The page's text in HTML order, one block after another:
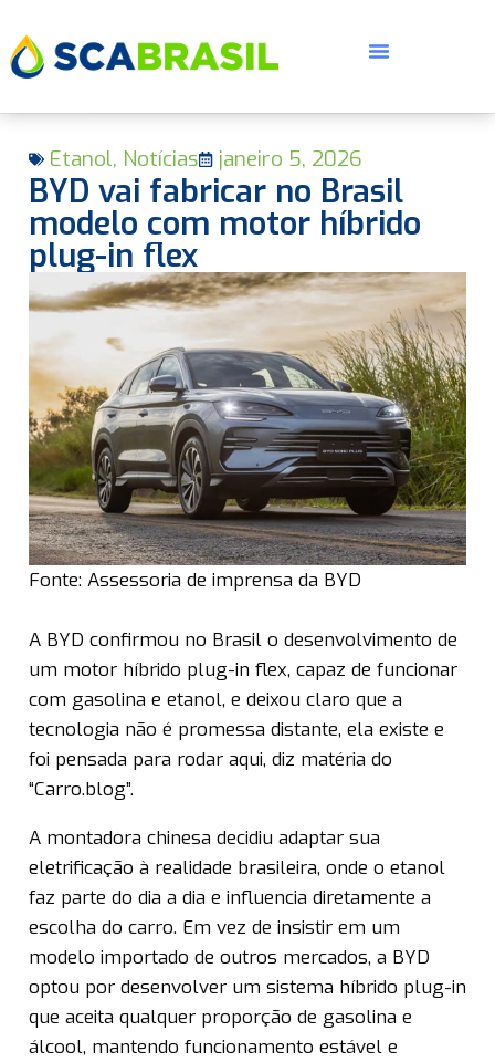
Etanol, Notícias janeiro 5, 2026
BYD vai fabricar no Brasil
modelo com motor híbrido
plug-in flex
Fonte: Assessoria de imprensa da BYD
A BYD confirmou no Brasil o desenvolvimento de
um motor híbrido plug-in flex, capaz de funcionar
com gasolina e etanol, e deixou claro que a
tecnologia não é promessa distante, ela existe e
foi pensada para rodar aqui, diz matéria do
“Carro.blog”.
A montadora chinesa decidiu adaptar sua
eletrificação à realidade brasileira, onde o etanol
faz parte do dia a dia e influencia diretamente a
escolha do carro. Em vez de insistir em um
modelo importado de outros mercados, a BYD
optou por desenvolver um sistema híbrido plug-in
que aceita qualquer proporção de gasolina e
álcool, mantendo funcionamento estável e